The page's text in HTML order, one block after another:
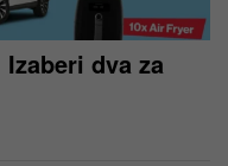
dva za